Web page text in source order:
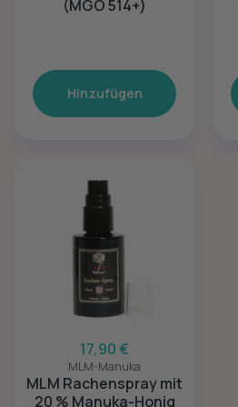
(MGO 514+)
Hinzufügen
17,90 €
MLM-Manuka
MLM Rachenspray mit
20 % Manuka-Honig